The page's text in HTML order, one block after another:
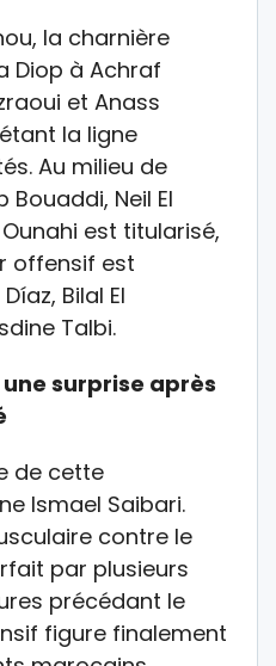
la charnière
Diop à Achraf
et Anass
la ligne
Au milieu de
Neil El
est titularisé,
offensif est
Bilal El
Talbi.
surprise après
de cette
Ismael Saibari.
contre le
par plusieurs
précédant le
figure finalement